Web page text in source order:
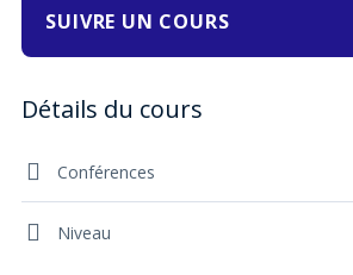
SUIVRE UN COURS
Conférences
Niveau